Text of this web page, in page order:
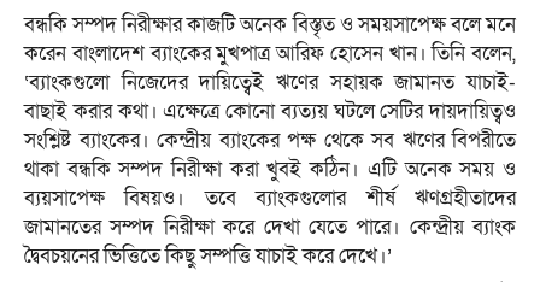
বন্ধকি সম্পদ নিরীক্ষার কাজটি অনেক বিস্তৃত ও সময়সাপেক্ষ বলে মনে
করেন বাংলাদেশ ব্যাংকের মুখপাত্র আরিফ হোসেন খান। তিনি বলেন,
‘ব্যাংকগুলো নিজেদের দায়িত্বেই ঋণের সহায়ক জামানত যাচাই-
বাছাই করার কথা। এক্ষেত্রে কোনো ব্যত্যয় ঘটলে সেটির দায়দায়িত্বও
সংশ্লিষ্ট ব্যাংকের। কেন্দ্রীয় ব্যাংকের পক্ষ থেকে সব ঋণের বিপরীতে
থাকা বন্ধকি সম্পদ নিরীক্ষা করা খুবই কঠিন। এটি অনেক সময় ও
ব্যয়সাপেক্ষ বিষয়ও। তবে ব্যাংকগুলোর শীর্ষ ঋণগ্রহীতাদের
জামানতের সম্পদ নিরীক্ষা করে দেখা যেতে পারে। কেন্দ্রীয় ব্যাংক
দ্বৈবচয়নের ভিত্তিতে কিছু সম্পত্তি যাচাই করে দেখে।’